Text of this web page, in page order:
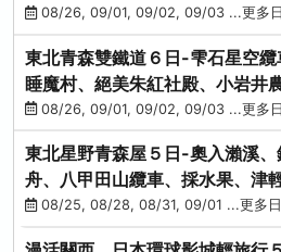
肉吃到飽
08/26, 09/01, 09/02, 09/03 ...更多
東北青森雙鐵道６日-雫石星空
睡魔村、絕美朱紅社殿、小岩井
進免稅店)
08/26, 09/01, 09/02, 09/03 ...更多
東北星野青森屋５日-奧入瀨溪
舟、八甲田山纜車、採水果、津
法式料理(不進免稅店)
08/25, 08/28, 08/31, 09/01 ...更多